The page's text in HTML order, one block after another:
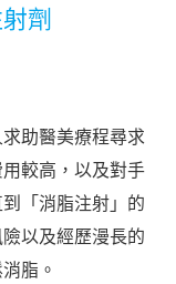
劑
助醫美療程尋求
較高，以及對手
「消脂注射」的
以及經歷漫長的
脂。